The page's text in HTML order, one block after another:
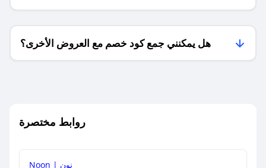
فقط؟
هل يمكنني جمع كود خصم مع العروض الأخرى؟
روابط مختصرة
Noon | نون